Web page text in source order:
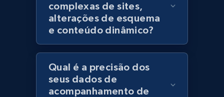
Lowes.com
URL, Domain, Marketplace pn, Sku, Other pn,
Model number, Gtin ean pn, Product name, and
more.
991+ 162+
complexas de sites,
alterações de esquema
e conteúdo dinâmico?
Qual é a precisão dos
seus dados de
acompanhamento de